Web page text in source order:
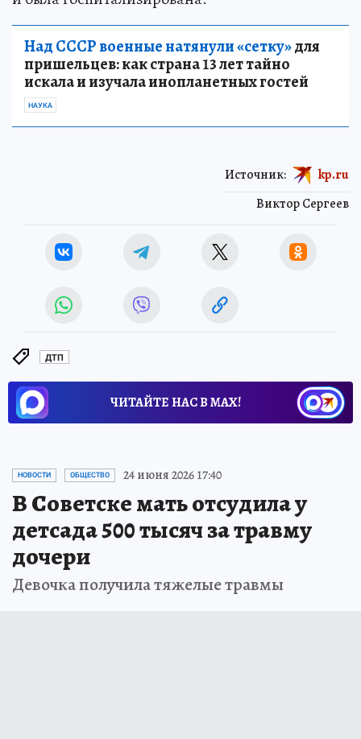
Над СССР военные натянули «сетку»для
пришельцев: как страна 13 лет тайно
искала и изучала инопланетных гостей
НАУКА
Виктор Сергеев
Источник: kp.ru
ДТП
ЧИТАЙТЕ НАС В МАХ!
НОВОСТИ ОБЩЕСТВО 24 июня 2026 17:40
В Советске мать отсудила у
детсада 500 тысяч за травму
дочери
Девочка получила тяжелые травмы